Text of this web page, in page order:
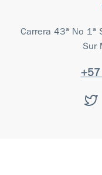
Carrera 43ª No 1ª
Sur
+57